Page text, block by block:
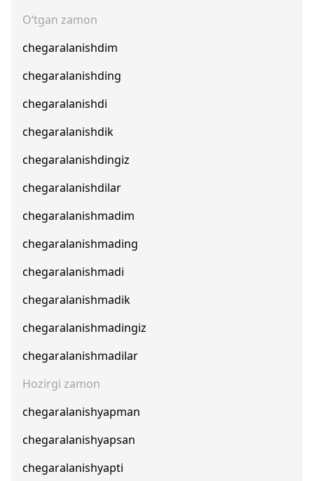
O‘tgan zamon
chegaralanishdim
chegaralanishding
chegaralanishdi
chegaralanishdik
chegaralanishdingiz
chegaralanishdilar
chegaralanishmadim
chegaralanishmading
chegaralanishmadi
chegaralanishmadik
chegaralanishmadingiz
chegaralanishmadilar
Hozirgi zamon
chegaralanishyapman
chegaralanishyapsan
chegaralanishyapti